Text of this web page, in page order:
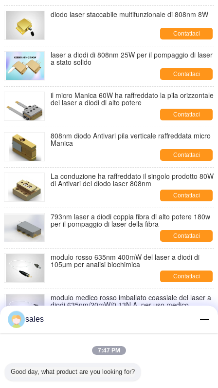
diodo laser staccabile multifunzionale di 808nm 8W
Contattaci
laser a diodi di 808nm 25W per il pompaggio di laser
a stato solido
Contattaci
il micro Manica 60W ha raffreddato la pila orizzontale
dei laser a diodi di alto potere
Contattaci
808nm diodo Antivari pila verticale raffreddata micro
Manica
Contattaci
La conduzione ha raffreddato il singolo prodotto 80W
di Antivari del diodo laser 808nm
Contattaci
793nm laser a diodi coppia fibra di alto potere 180w
per il pompaggio di laser della fibra
Contattaci
modulo rosso 635nm 400mW del laser a diodi di
105µm per analisi biochimica
Contattaci
modulo medico rosso imballato coassiale del laser a
diodi 635nm/20mW/0.13N.A. per uso medico
modulo rosso del laser a diodi di alto potere 5W,
sales
7:47 PM
Good day, what product are you looking for?